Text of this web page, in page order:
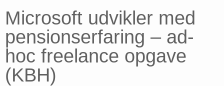
Microsoft udvikler med
pensionserfaring – ad-
hoc freelance opgave
(KBH)